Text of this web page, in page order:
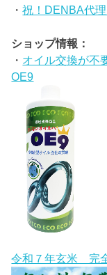
・祝！DENBA代
ショップ情報：
・ オイル交換が不
OE9
令和７年玄米 完